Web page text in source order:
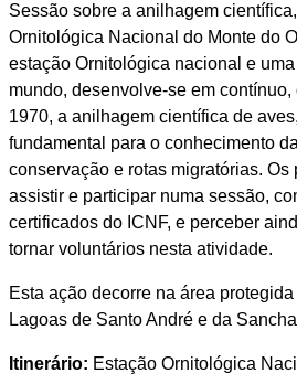
Sessão sobre a anilhagem
Ornitológica Nacional do Monte do
estação Ornitológica nacional e
mundo, desenvolve-se em
1970, a anilhagem científica de
fundamental para o conhecimento
conservação e rotas migratórias. Os
assistir e participar numa sessão,
certificados do ICNF, e perceber
tornar voluntários nesta atividade.
Esta ação decorre na área
Lagoas de Santo André e da Sancha
Itinerário: Estação Ornitológica